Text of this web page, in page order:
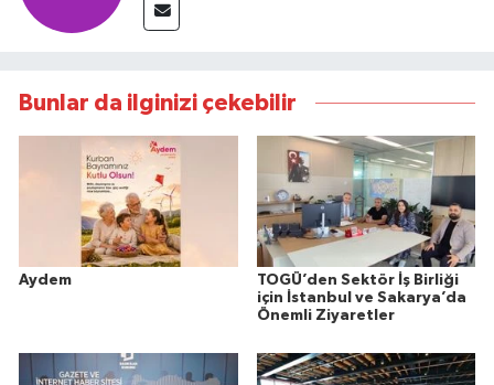
Bunlar da ilginizi çekebilir
Aydem
TOGÜ’den Sektör İş Birliği
için İstanbul ve Sakarya’da
Önemli Ziyaretler